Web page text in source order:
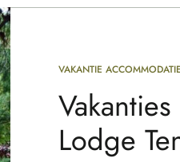
VAKANTIE ACCOMMODATIE
Lodge